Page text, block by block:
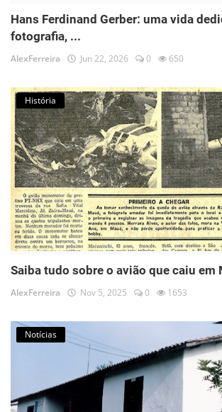
Hans Ferdinand Gerber: uma vida
fotografia, ...
AlexFerreira Jun 22, 2026 0 650
História
Saiba tudo sobre o avião que caiu em
AlexFerreira Nov 5, 2025 0 1653
Notícias